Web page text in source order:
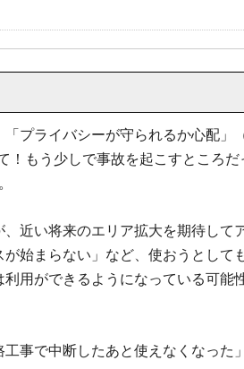
プライバシーが守られるか心配」
もう少しで事故を起こすところだ
近い将来のエリア拡大を期待して
始まらない」など、使おうとして
用ができるようになっている可能
事で中断したあと使えなくなった